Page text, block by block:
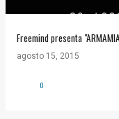
Freemind presenta
agosto 15, 2015
0